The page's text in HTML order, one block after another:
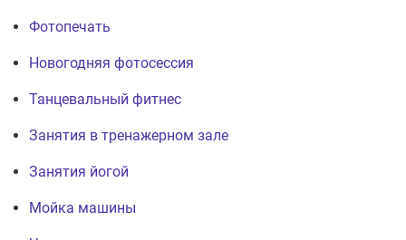
Фотопечать
Новогодняя фотосессия
Танцевальный фитнес
Занятия в тренажерном зале
Занятия йогой
Мойка машины